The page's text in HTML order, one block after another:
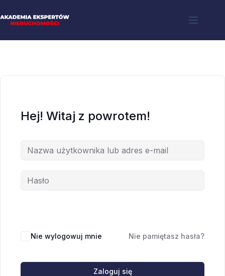
Hej! Witaj z powrotem!
Nie wylogowuj mnie Nie pamiętasz hasła?
Zaloguj się